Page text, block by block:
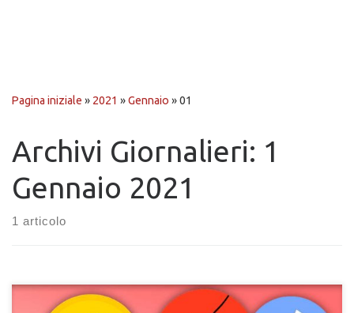
Pagina iniziale » 2021 »Gennaio »01
Archivi Giornalieri: 1
Gennaio 2021
1 articolo